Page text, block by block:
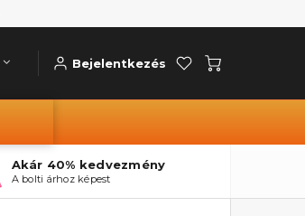
Bejelentkezés
Akár 40% kedvezmény
A bolti árhoz képest